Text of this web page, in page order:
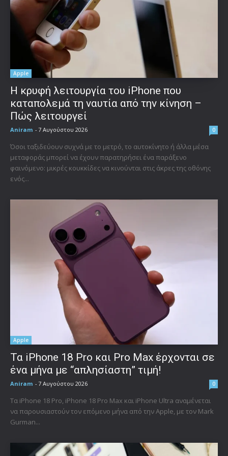
Apple
Η κρυφή λειτουργία του iPhone που
καταπολεμά τη ναυτία από την κίνηση –
Πώς λειτουργεί
Aniram - 7 Αυγούστου 2026 0
Όσοι ταξιδεύουν συχνά με το μετρό, το αυτοκίνητο ή άλλα μέσα
μεταφοράς μπορεί να έχουν παρατηρήσει ένα παράξενο
φαινόμενο: μικρές κουκκίδες να κινούνται στις άκρες της οθόνης
ενός...
Apple
Τα iPhone 18 Pro και Pro Max έρχονται σε
ένα μήνα με “απλησίαστη” τιμή!
Aniram - 7 Αυγούστου 2026 0
Τα iPhone 18 Pro, iPhone 18 Pro Max και iPhone Ultra αναμένεται
να παρουσιαστούν τον επόμενο μήνα από την Apple, με τον Mark
Gurman...